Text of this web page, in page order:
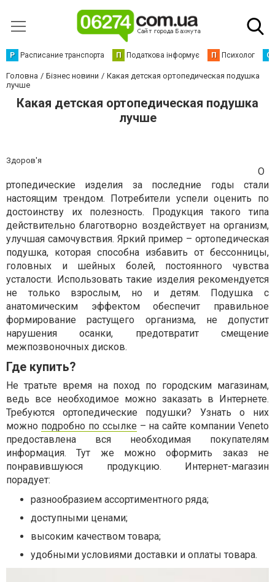
Р Расписание транспорта П Податкова інформує П Психолог С
Головна Бізнес новини
Какая детская ортопедическая подушка
лучше
Какая детская ортопедическая подушка
лучше
Здоров'я
О
ртопедические изделия за последние годы стали
настоящим трендом. Потребители успели оценить по
достоинству их полезность. Продукция такого типа
действительно благотворно воздействует на организм,
улучшая самочувствия. Яркий пример – ортопедическая
подушка, которая способна избавить от бессонницы,
головных и шейных болей, постоянного чувства
усталости. Использовать такие изделия рекомендуется
не только взрослым, но и детям. Подушка с
анатомическим эффектом обеспечит правильное
формирование растущего организма, не допустит
нарушения осанки, предотвратит смещение
межпозвоночных дисков.
Где купить?
Не тратьте время на поход по городским магазинам,
ведь все необходимое можно заказать в Интернете.
Требуются ортопедические подушки? Узнать о них
можно подробно по ссылке – на сайте компании Veneto
предоставлена вся необходимая покупателям
информация. Тут же можно оформить заказ не
понравившуюся продукцию. Интернет-магазин
порадует:
разнообразием ассортиментного ряда;
доступными ценами;
высоким качеством товара;
удобными условиями доставки и оплаты товара.